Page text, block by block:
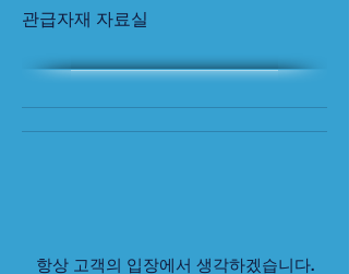
관급자재 자료실
항상 고객의 입장에서 생각하겠습니다.